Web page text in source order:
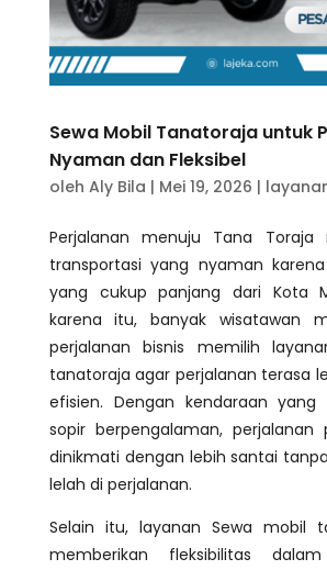
Sewa Mobil Tanatoraja untuk
Nyaman dan Fleksibel
oleh Aly Bila | Mei 19, 2026 |
Perjalanan menuju Tana Toraja
transportasi yang nyaman
yang cukup panjang dari Kota
karena itu, banyak wisatawan
perjalanan bisnis memilih
tanatoraja agar perjalanan terasa
efisien. Dengan kendaraan
sopir berpengalaman, perjalanan
dinikmati dengan lebih santai
lelah di perjalanan.
Selain itu, layanan Sewa mobil
memberikan fleksibilitas